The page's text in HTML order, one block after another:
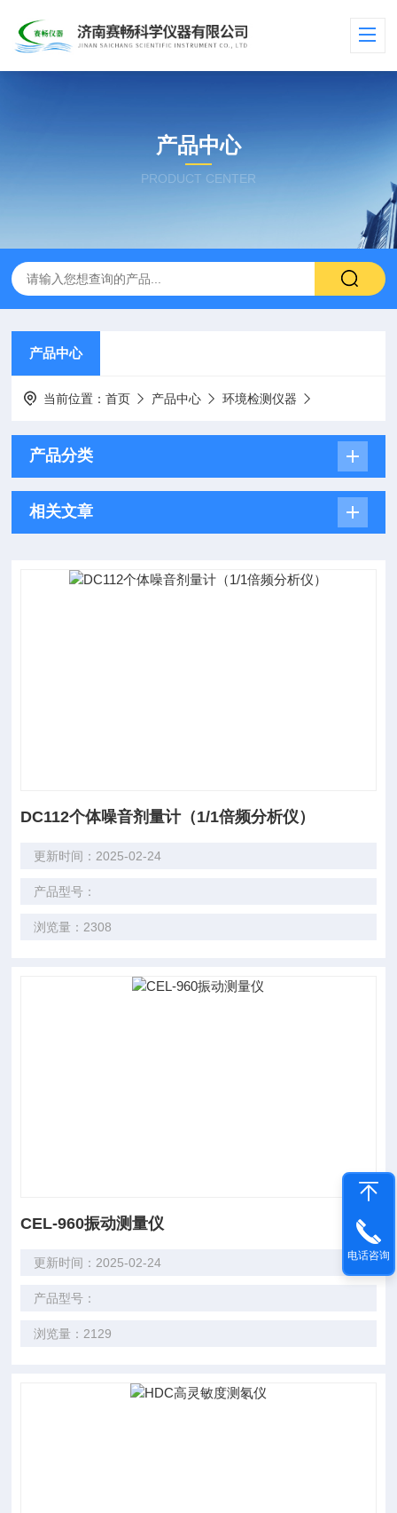
产品中心
PRODUCT CENTER
产品中心
当前位置：首页 产品中心 环境检测仪器
产品分类
相关文章
DC112个体噪音剂量计（1/1倍频分析仪）
更新时间：2025-02-24
产品型号：
浏览量：2308
CEL-960振动测量仪
更新时间：2025-02-24
产品型号：
浏览量：2129
电话咨询